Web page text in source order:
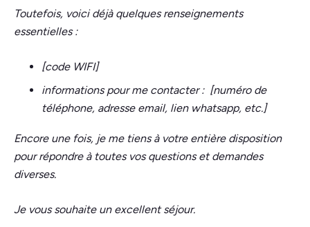
Toutefois, voici déjà quelques renseignements
essentielles :
[code WIFI]
informations pour me contacter : [numéro de
téléphone, adresse email, lien whatsapp, etc.]
Encore une fois, je me tiens à votre entière disposition
pour répondre à toutes vos questions et demandes
diverses.
Je vous souhaite un excellent séjour.